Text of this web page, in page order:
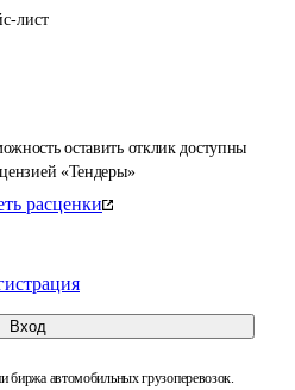
оставить отклик доступны
«Тендеры»
расценки
Вход
автомобильных грузоперевозок.
лист